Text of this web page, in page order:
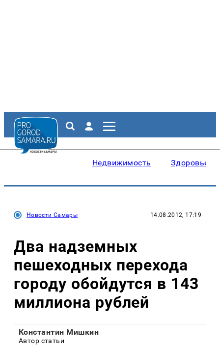
Недвижимость Здоровье
Новости Самары 14.08.2012, 17:19
Два надземных
пешеходных перехода
городу обойдутся в 143
миллиона рублей
Константин Мишкин
Автор статьи